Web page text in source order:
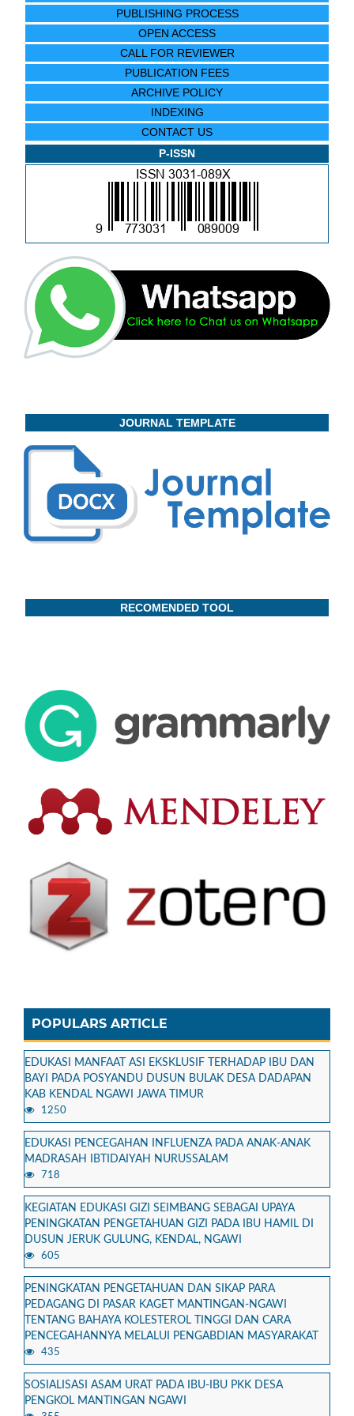
PUBLISHING PROCESS
OPEN ACCESS
CALL FOR REVIEWER
PUBLICATION FEES
ARCHIVE POLICY
INDEXING
CONTACT US
P-ISSN
JOURNAL TEMPLATE
RECOMENDED TOOL
POPULARS ARTICLE
EDUKASI MANFAAT ASI EKSKLUSIF TERHADAP IBU DAN
BAYI PADA POSYANDU DUSUN BULAK DESA DADAPAN
KAB KENDAL NGAWI JAWA TIMUR
1250
EDUKASI PENCEGAHAN INFLUENZA PADA ANAK-ANAK
MADRASAH IBTIDAIYAH NURUSSALAM
718
KEGIATAN EDUKASI GIZI SEIMBANG SEBAGAI UPAYA
PENINGKATAN PENGETAHUAN GIZI PADA IBU HAMIL DI
DUSUN JERUK GULUNG, KENDAL, NGAWI
605
PENINGKATAN PENGETAHUAN DAN SIKAP PARA
PEDAGANG DI PASAR KAGET MANTINGAN-NGAWI
TENTANG BAHAYA KOLESTEROL TINGGI DAN CARA
PENCEGAHANNYA MELALUI PENGABDIAN MASYARAKAT
435
SOSIALISASI ASAM URAT PADA IBU-IBU PKK DESA
PENGKOL MANTINGAN NGAWI